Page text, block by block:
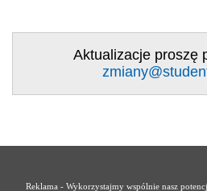
Aktualizacje proszę
Reklama - Wykorzystajmy wspólnie nasz